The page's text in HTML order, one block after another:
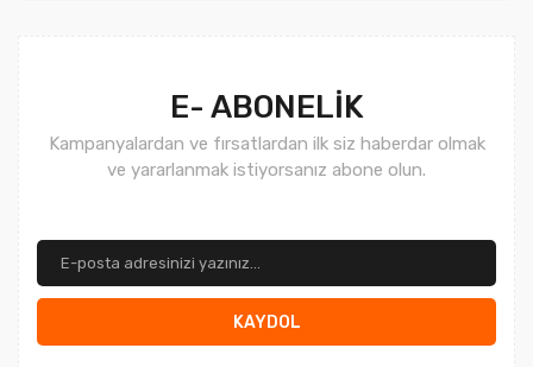
E- ABONELİK
Kampanyalardan ve fırsatlardan ilk siz haberdar olmak
ve yararlanmak istiyorsanız abone olun.
KAYDOL